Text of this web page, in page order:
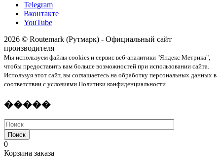
Telegram
Вконтакте
YouTube
2026 © Routemark (Рутмарк) - Официальный сайт
производителя
Мы используем файлы cookies и сервис веб-аналитики "Яндекс Метрика",
чтобы предоставить вам больше возможностей при использовании сайта.
Используя этот сайт, вы соглашаетесь на обработку персональных данных в
соответствии с условиями Политики конфиденциальности.
�����
Поиск
0
Корзина заказа